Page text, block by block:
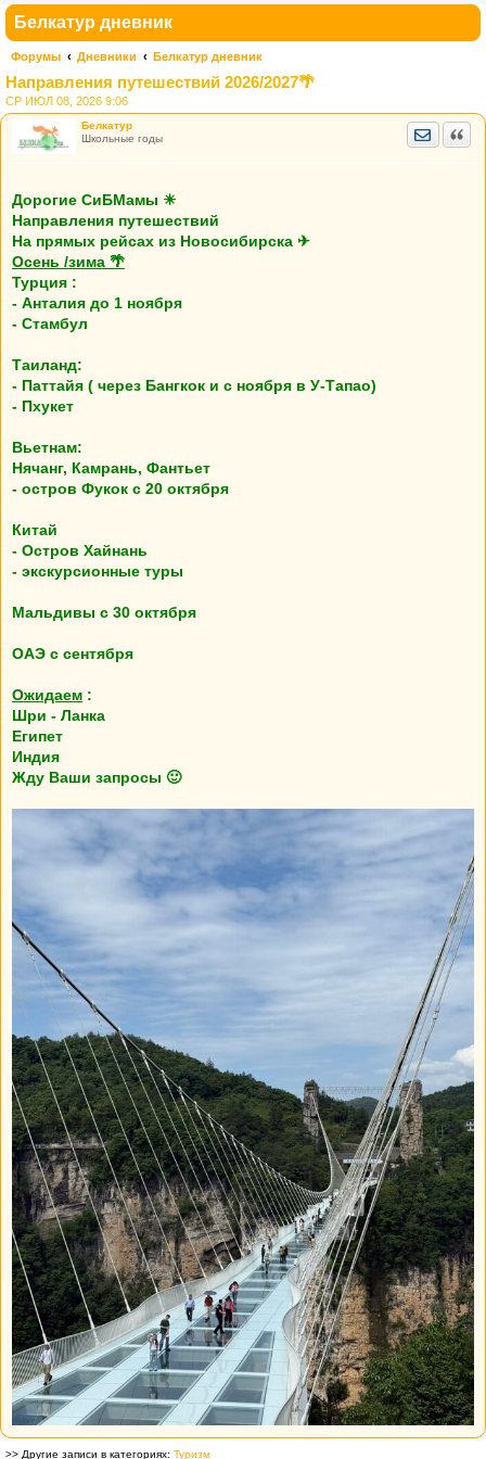
Белкатур дневник
Форумы Дневники Белкатур дневник
Направления путешествий 2026/2027🌴
СР ИЮЛ 08, 2026 9:06
Белкатур
Школьные годы
Дорогие СиБМамы ☀
Направления путешествий
На прямых рейсах из Новосибирска ✈
Осень /зима 🌴
Турция :
- Анталия до 1 ноября
- Стамбул
Таиланд:
- Паттайя ( через Бангкок и с ноября в У-Тапао)
- Пхукет
Вьетнам:
Нячанг, Камрань, Фантьет
- остров Фукок с 20 октября
Китай
- Остров Хайнань
- экскурсионные туры
Мальдивы с 30 октября
ОАЭ с сентября
Ожидаем :
Шри - Ланка
Египет
Индия
Жду Ваши запросы 🙂
>> Другие записи в категориях: Туризм